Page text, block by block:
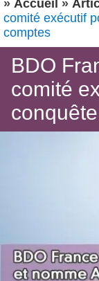
» Accueil »
comité exécutif
comptes
BDO
comité